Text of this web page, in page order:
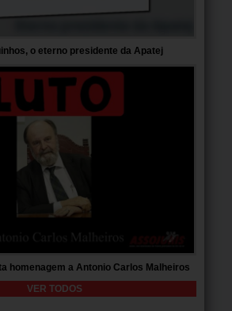
o eterno presidente da Apatej
homenagem a Antonio Carlos Malheiros
VER TODOS